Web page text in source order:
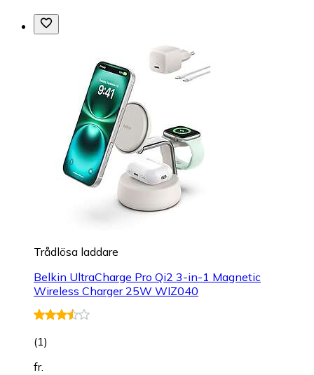
Trådlösa laddare
Belkin UltraCharge Pro Qi2 3-in-1 Magnetic
Wireless Charger 25W WIZ040
(1)
fr.